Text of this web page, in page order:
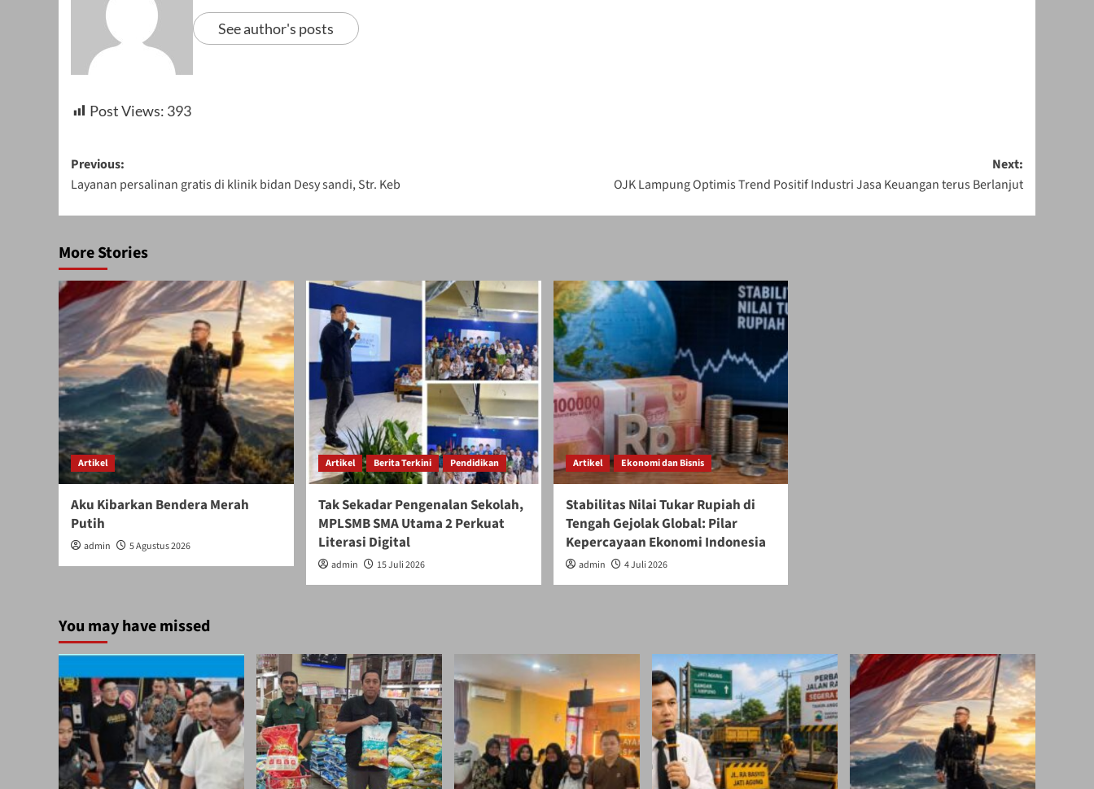
See author's posts
Post Views: 393
Post
navigation
Previous:
Layanan persalinan gratis di klinik bidan Desy sandi, Str. Keb
Next:
OJK Lampung Optimis Trend Positif Industri Jasa Keuangan terus Berlanjut
More Stories
Artikel
Aku Kibarkan Bendera Merah
Putih
admin 5 Agustus 2026
Artikel Berita Terkini Pendidikan
Tak Sekadar Pengenalan Sekolah,
MPLSMB SMA Utama 2 Perkuat
Literasi Digital
admin 15 Juli 2026
Artikel Ekonomi dan Bisnis
Stabilitas Nilai Tukar Rupiah di
Tengah Gejolak Global: Pilar
Kepercayaan Ekonomi Indonesia
admin 4 Juli 2026
You may have missed